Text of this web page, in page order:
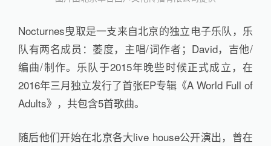
Nocturnes曳取是一支来自北京的独立电子乐队，乐
队有两名成员：萎度，主唱/词作者；David，吉他/
编曲/制作。乐队于2015年晚些时候正式成立，在
2016年三月独立发行了首张EP专辑《A World Full of
Adults》，共包含5首歌曲。
随后他们开始在北京各大live house公开演出，曾在